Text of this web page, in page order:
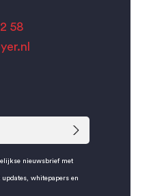
58
nieuwsbrief met
whitepapers en